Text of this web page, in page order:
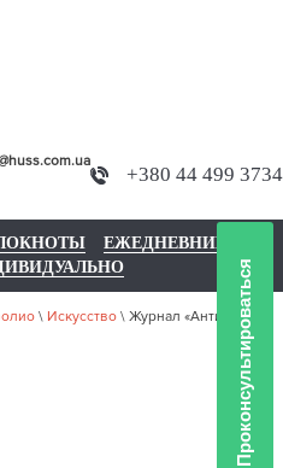
+380 44 499 3734
ЕЖЕДНЕВНИКИ
\ Искусство \ Журнал «Антиквар»
Проконсультироваться